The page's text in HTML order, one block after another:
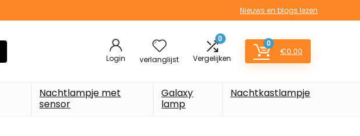
Nieuws en blogs lezen
Login verlanglijst
0
Vergelijken
0
€0.00
Nachtlampje met
sensor
Galaxy
lamp
Nachtkastlampje